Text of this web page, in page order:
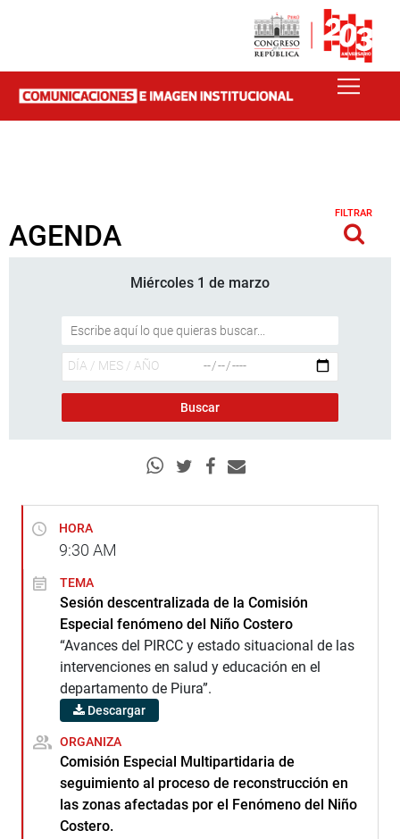
AGENDA
FILTRAR
Miércoles 1 de marzo
HORA
9:30 AM
TEMA
Sesión descentralizada de la Comisión
Especial fenómeno del Niño Costero
“Avances del PIRCC y estado situacional de las
intervenciones en salud y educación en el
departamento de Piura”.
Descargar
ORGANIZA
Comisión Especial Multipartidaria de
seguimiento al proceso de reconstrucción en
las zonas afectadas por el Fenómeno del Niño
Costero.